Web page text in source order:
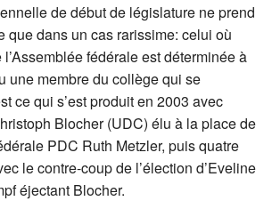
de début de législature ne prend
que dans un cas rarissime: celui où
fédérale est déterminée à
une membre du collège qui se
ce qui s’est produit en 2003 avec
Blocher (UDC) élu à la place de
PDC Ruth Metzler, puis quatre
le contre-coup de l’élection d’Eveline
éjectant Blocher.